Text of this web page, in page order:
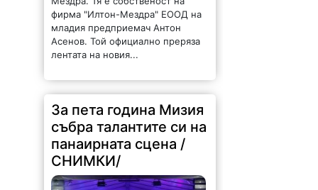
фирма "Илтон-Мездра" ЕООД на
младия предприемач Антон
Асенов. Той официално преряза
лентата на новия...
За пета година Мизия
събра талантите си на
панаирната сцена /
СНИМКИ/